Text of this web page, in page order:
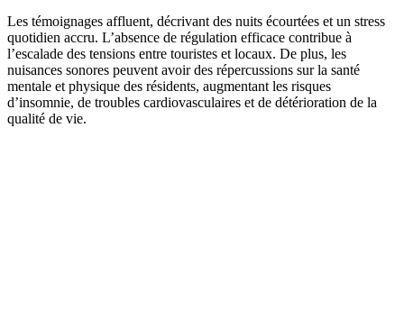
Les témoignages affluent, décrivant des nuits écourtées et un stress
quotidien accru. L’absence de régulation efficace contribue à
l’escalade des tensions entre touristes et locaux. De plus, les
nuisances sonores peuvent avoir des répercussions sur la santé
mentale et physique des résidents, augmentant les risques
d’insomnie, de troubles cardiovasculaires et de détérioration de la
qualité de vie.